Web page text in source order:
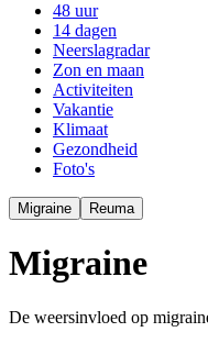
48 uur
14 dagen
Neerslagradar
Zon en maan
Activiteiten
Vakantie
Klimaat
Gezondheid
Foto's
Migraine Reuma
Migraine
De weersinvloed op